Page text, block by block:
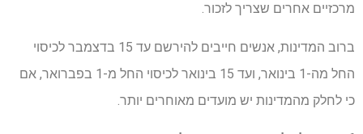
מרכזיים אחרים שצריך לזכור.
ברוב המדינות, אנשים חייבים להירשם עד 15 בדצמבר לכיסוי
החל מה-1 בינואר, ועד 15 בינואר לכיסוי החל מ-1 בפברואר, אם
כי לחלק מהמדינות יש מועדים מאוחרים יותר.